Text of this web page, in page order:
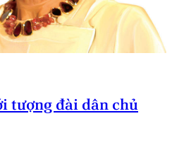
tượng đài dân chủ